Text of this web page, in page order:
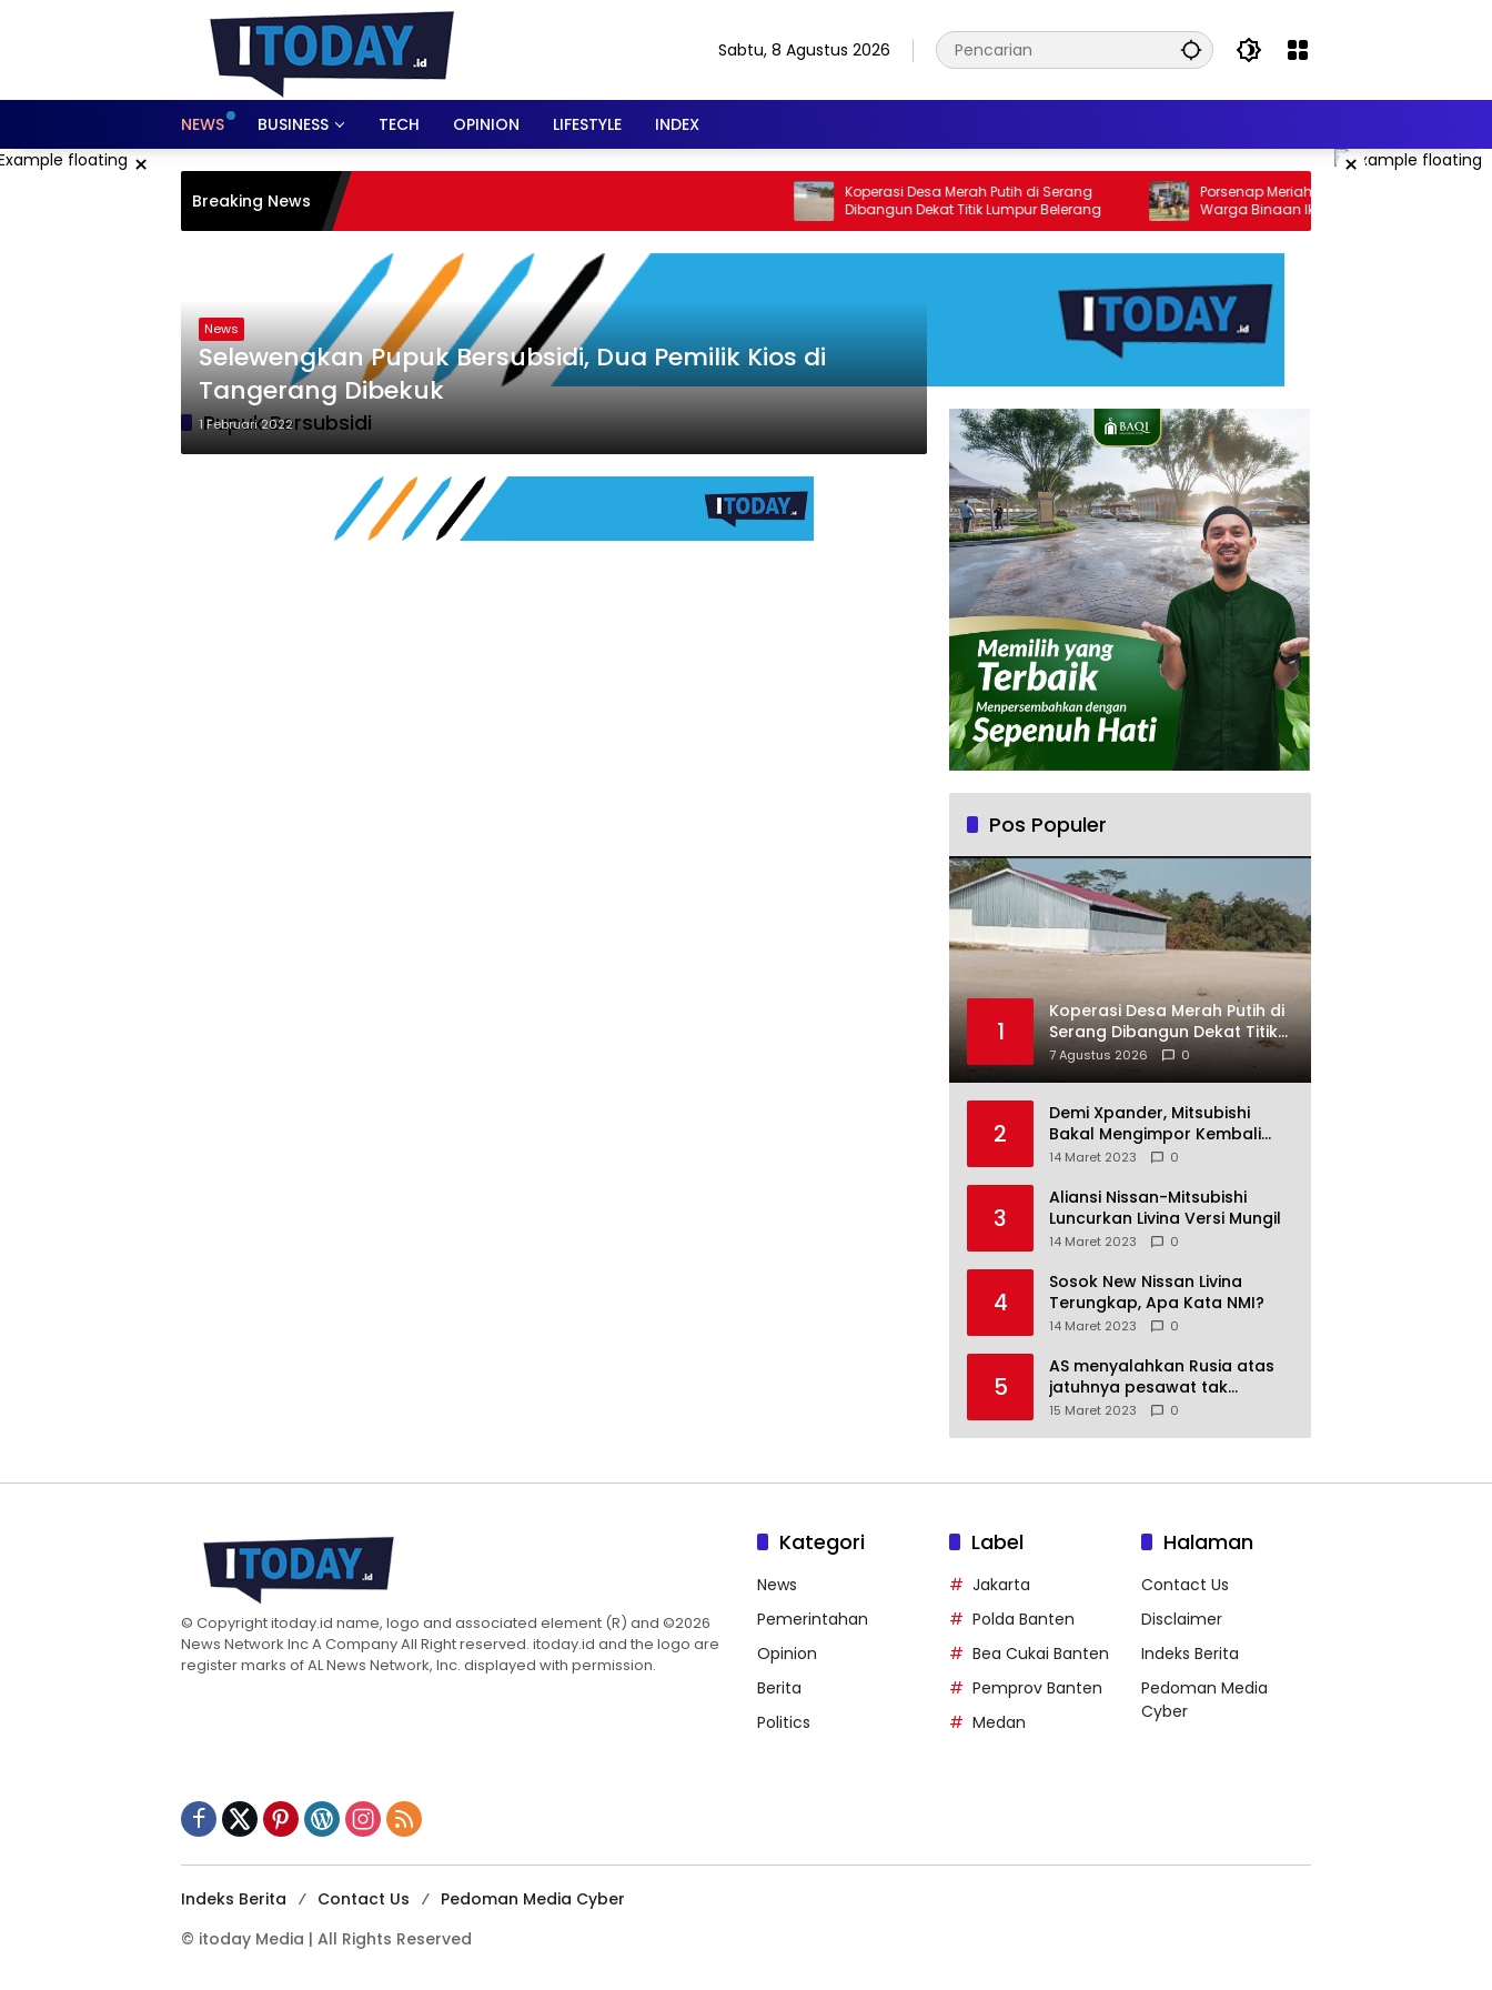
Sabtu, 8 Agustus 2026
NEWS BUSINESS TECH OPINION LIFESTYLE INDEX
× ×
Breaking News
Koperasi Desa Merah Putih di Serang
Dibangun Dekat Titik Lumpur Belerang
Porsenap Meriahkan Lapas Serang,
Warga Binaan Ikut Adu Sportivitas
Pupuk Bersubsidi
News
Selewengkan Pupuk Bersubsidi, Dua Pemilik Kios di
Tangerang Dibekuk
1 Februari 2022
Pos Populer
1
Koperasi Desa Merah Putih di
Serang Dibangun Dekat Titik
Lumpur Belerang
7 Agustus 2026 0
2
Demi Xpander, Mitsubishi
Bakal Mengimpor Kembali
Pajero Sport
14 Maret 2023 0
3
Aliansi Nissan-Mitsubishi
Luncurkan Livina Versi Mungil
14 Maret 2023 0
4
Sosok New Nissan Livina
Terungkap, Apa Kata NMI?
14 Maret 2023 0
5
AS menyalahkan Rusia atas
jatuhnya pesawat tak
berawak di Laut Hitam,
15 Maret 2023 0
© Copyright itoday.id name, logo and associated element (R) and ©2026
News Network Inc A Company All Right reserved. itoday.id and the logo are
register marks of AL News Network, Inc. displayed with permission.
Kategori
News
Pemerintahan
Opinion
Berita
Politics
Label
Jakarta
Polda Banten
Bea Cukai Banten
Pemprov Banten
Medan
Halaman
Contact Us
Disclaimer
Indeks Berita
Pedoman Media
Cyber
Indeks Berita Contact Us
Pedoman Media Cyber
© itoday Media | All Rights Reserved